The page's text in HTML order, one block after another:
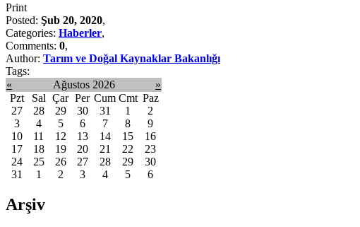
Print
Posted: Şub 20, 2020,
Categories: Haberler,
Comments: 0,
Author: Tarım ve Doğal Kaynaklar Bakanlığı
Tags:
«
Ağustos 2026
»
Pzt
Sal Çar Per Cum Cmt Paz
27
28 29 30 31 1
2
3
4 5 6 7 8
9
10
11 12 13 14 15
16
17
18 19 20 21 22
23
24
25 26 27 28 29
30
31
1 2 3 4 5 6
Arşiv